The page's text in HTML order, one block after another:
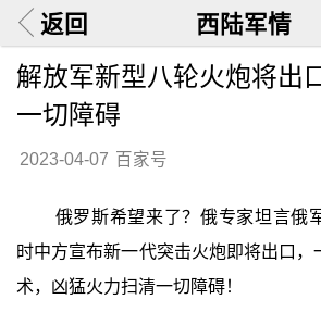
返回 西陆军情
解放军新型八轮火炮将出
一切障碍
2023-04-07 百家号
俄罗斯希望来了？俄专家坦言俄
时中方宣布新一代突击火炮即将出口，
术，凶猛火力扫清一切障碍！